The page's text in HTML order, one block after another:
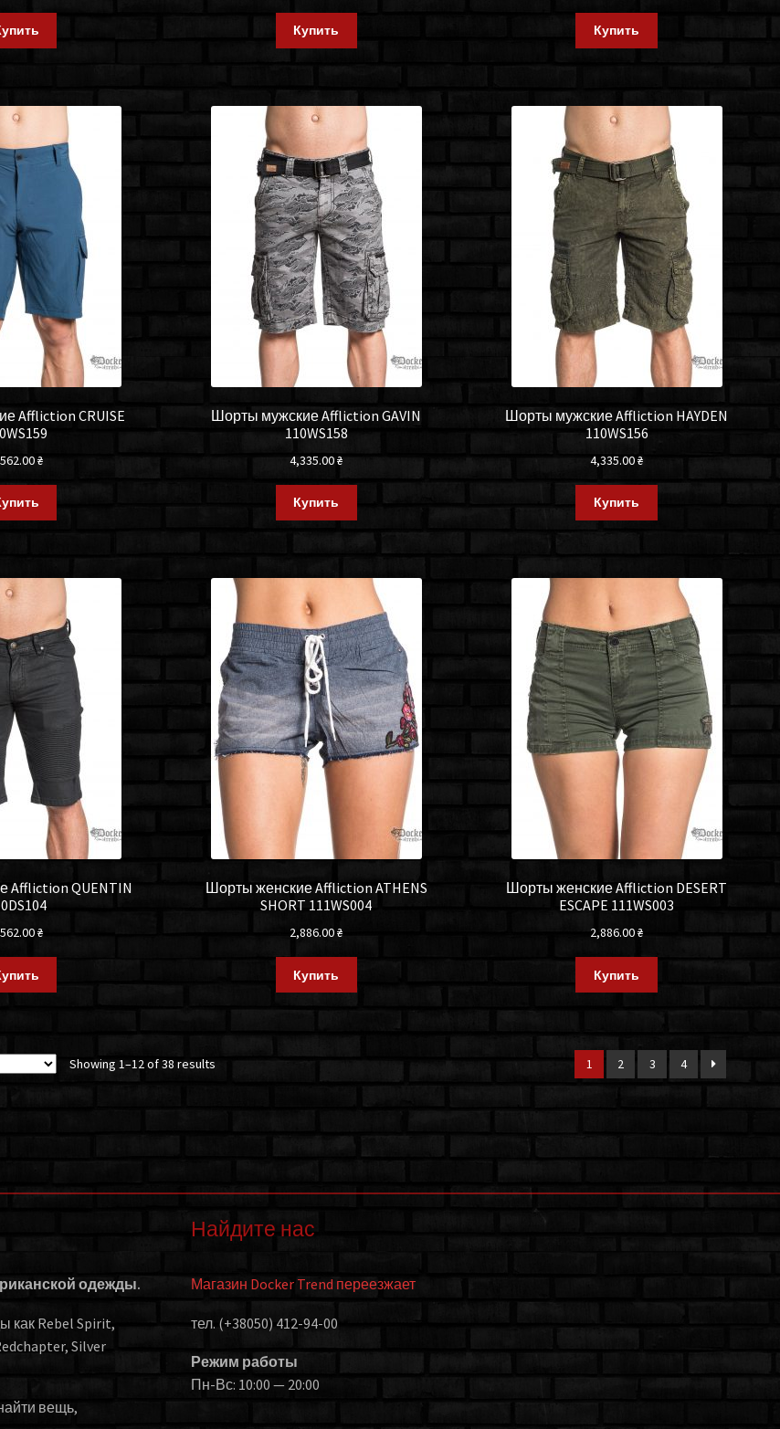
Купить Купить
Affliction CRUISE
₴
Шорты мужские Affliction GAVIN
110WS158
4,335.00₴
Купить
Шорты мужские Affliction HAYDEN
110WS156
4,335.00₴
Купить
Affliction QUENTIN
₴
Шорты женские Affliction ATHENS
SHORT 111WS004
2,886.00₴
Купить
Шорты женские Affliction DESERT
ESCAPE 111WS003
2,886.00₴
Купить
Showing 1–12 of 38 results 1 2 3 4
одежды.
как Rebel Spirit,
Silver
вещь,
Найдите нас
Магазин Docker Trend переезжает
тел. (+38050) 412-94-00
Режим работы
Пн-Вс: 10:00 — 20:00